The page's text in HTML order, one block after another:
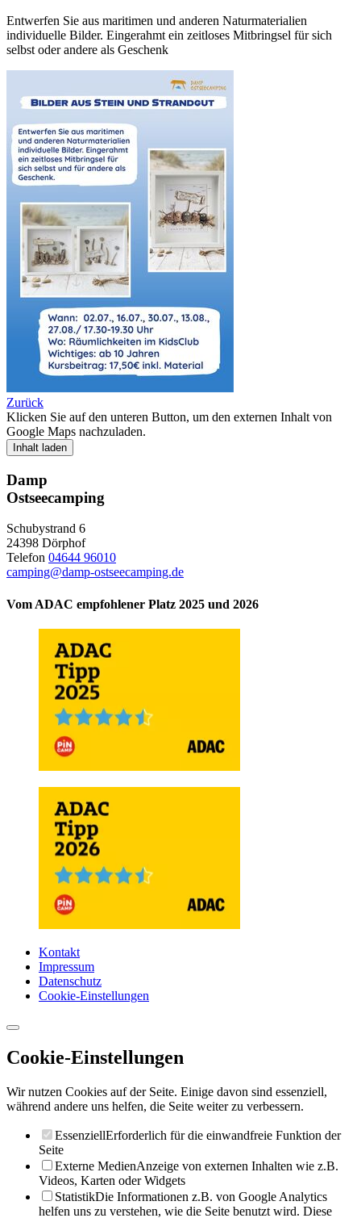
Entwerfen Sie aus maritimen und anderen Naturmaterialien
individuelle Bilder. Eingerahmt ein zeitloses Mitbringsel für sich
selbst oder andere als Geschenk
Zurück
Klicken Sie auf den unteren Button, um den externen Inhalt von
Google Maps nachzuladen.
Inhalt laden
Damp
Ostseecamping
Schubystrand 6
24398 Dörphof
Telefon 04644 96010
camping@damp-ostseecamping.de
Vom ADAC empfohlener Platz 2025 und 2026
Kontakt
Impressum
Datenschutz
Cookie-Einstellungen
Cookie-Einstellungen
Wir nutzen Cookies auf der Seite. Einige davon sind essenziell,
während andere uns helfen, die Seite weiter zu verbessern.
EssenziellErforderlich für die einwandfreie Funktion der
Seite
Externe MedienAnzeige von externen Inhalten wie z.B.
Videos, Karten oder Widgets
StatistikDie Informationen z.B. von Google Analytics
helfen uns zu verstehen, wie die Seite benutzt wird. Diese